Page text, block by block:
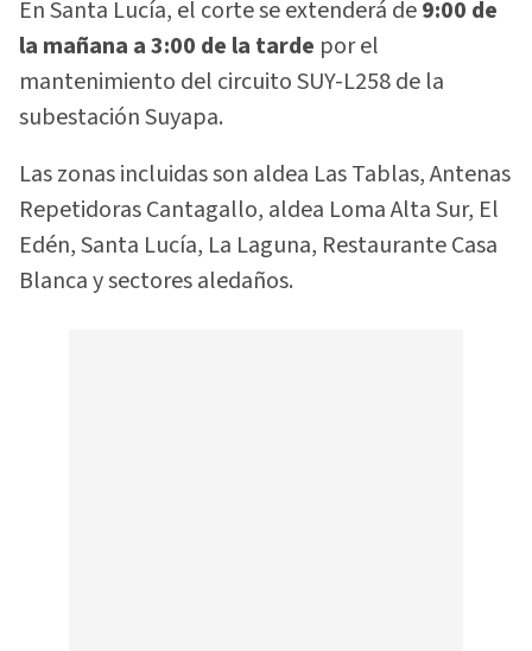
En Santa Lucía, el corte se extenderá de9:00 de
la mañana a 3:00 de la tarde por el
mantenimiento del circuito SUY-L258 de la
subestación Suyapa.
Las zonas incluidas son aldea Las Tablas, Antenas
Repetidoras Cantagallo, aldea Loma Alta Sur, El
Edén, Santa Lucía, La Laguna, Restaurante Casa
Blanca y sectores aledaños.